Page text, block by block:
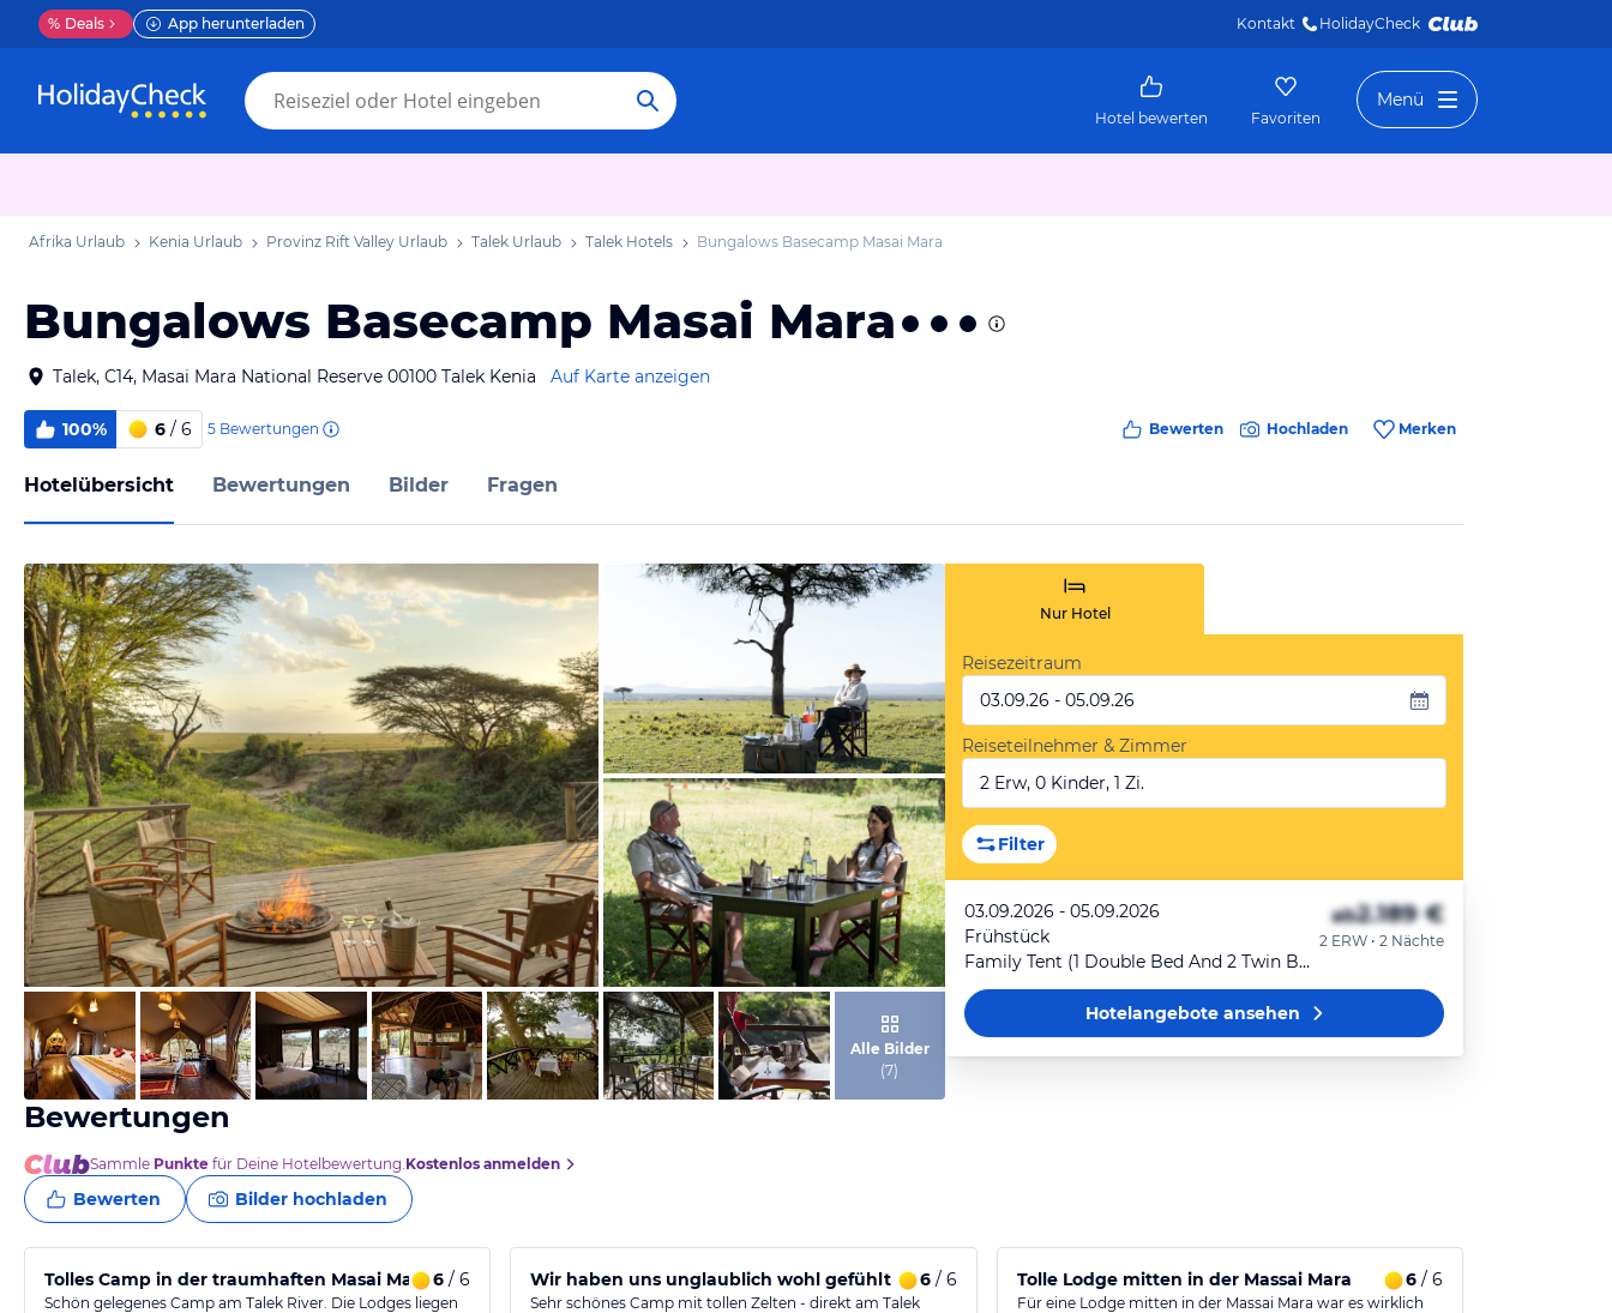
% Deals App herunterladen Kontakt HolidayCheck
Hotel bewerten Favoriten
Menü
Afrika Urlaub Kenia Urlaub Provinz Rift Valley Urlaub Talek Urlaub Talek Hotels Bungalows Basecamp Masai Mara
Bungalows Basecamp Masai Mara
Talek, C14, Masai Mara National Reserve 00100 Talek Kenia Auf Karte anzeigen
100% 6 / 6 5 Bewertungen Bewerten Hochladen Merken
Hotelübersicht Bewertungen Bilder Fragen
von Expedia
von Expedia
von Expedia
Alle Bilder
(7)
Nur Hotel
Reisezeitraum
03.09.26 - 05.09.26
Reiseteilnehmer & Zimmer
2 Erw, 0 Kinder, 1 Zi.
Filter
03.09.2026 - 05.09.2026
Frühstück
Family Tent (1 Double Bed And 2 Twin Beds) - Package Rate
ab2.189 €
2 ERW • 2 Nächte
Hotelangeboteansehen
Bewertungen
Sammle Punkte für Deine Hotelbewertung.Kostenlos anmelden
Bewerten Bilder hochladen
Tolles Camp in der traumhaften Masai Mara6 / 6
Schön gelegenes Camp am Talek River. Die Lodges liegen
Wir haben uns unglaublich wohl gefühlt 6/ 6
Sehr schönes Camp mit tollen Zelten - direkt am Talek
Tolle Lodge mitten in der Massai Mara 6/ 6
Für eine Lodge mitten in der Massai Mara war es wirklich